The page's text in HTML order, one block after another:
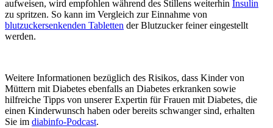
aufweisen, wird empfohlen während des Stillens weiterhin Insulin
zu spritzen. So kann im Vergleich zur Einnahme von
blutzuckersenkenden Tabletten der Blutzucker feiner eingestellt
werden.
Weitere Informationen bezüglich des Risikos, dass Kinder von
Müttern mit Diabetes ebenfalls an Diabetes erkranken sowie
hilfreiche Tipps von unserer Expertin für Frauen mit Diabetes, die
einen Kinderwunsch haben oder bereits schwanger sind, erhalten
Sie im diabinfo-Podcast.